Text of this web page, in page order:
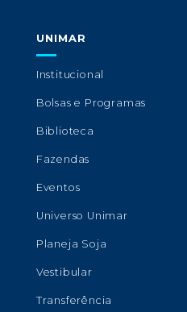
UNIMAR
Institucional
Bolsas e Programas
Biblioteca
Fazendas
Eventos
Universo Unimar
Planeja Soja
Vestibular
Transferência